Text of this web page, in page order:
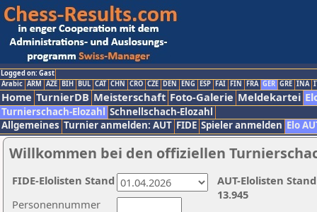
Logged on: Gast
Arabic ARM AZE BIH BUL CAT CHN CRO CZE DEN ENG ESP FAI FIN FRA GER GRE INA
Home TurnierDB Meisterschaft Foto-Galerie Meldekartei
Turnierschach-Elozahl Schnellschach-Elozahl
Allgemeines Turnier anmelden: AUT FIDE Spieler anmelden Elo
Willkommen bei den offiziellen
Personennummer
AUT-Elolisten
13.945
FIDE-Elolisten Stand